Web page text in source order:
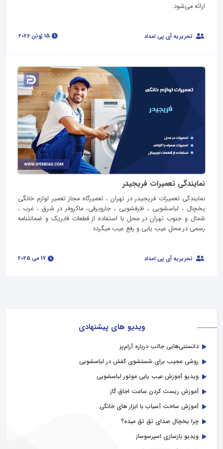
ویدیو های پیشنهادی
دانستنی‌هایی جالب درباره آرام‌پز
روشی عجیب برای شستشوی کفش در لباسشویی
ویدیو آموزش عیب یابی موتور لباسشویی
آموزش ریست کردن ساعت اجاق گاز
آموزش ساخت آسیاب با ابزار های خانگی
چرا یخچال صدای تق تق میده؟
ویدیو بازسازی اسپرسوساز
ارائه می‌شود.
تحریریه آی پی امداد
نمایندگی تعمیرات فریجیدر
نمایندگی تعمیرات فریجیدر در تهران ، تعمیرگاه مجاز تعمیر لوازم خانگی
یخچال ، لباسشویی ، ظرفشویی ، جاروبرقی، ماکروفر در شرق ، غرب ،
شمال و جنوب تهران در محل با استفاده از قطعات فابریک و ضمانتنامه
رسمی در محل عیب یابی و رفع عیب میگردد .
تحریریه آی پی امداد